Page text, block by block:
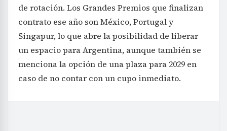
de rotación. Los Grandes Premios que finalizan
contrato ese año son México, Portugal y
Singapur, lo que abre la posibilidad de liberar
un espacio para Argentina, aunque también se
menciona la opción de una plaza para 2029 en
caso de no contar con un cupo inmediato.